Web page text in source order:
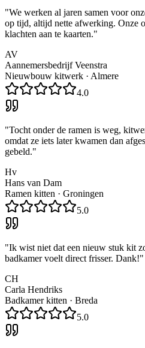
"We werken al jaren samen voor
op tijd, altijd nette afwerking. Onze
klachten aan te kaarten."
AV
Aannemersbedrijf Veenstra
Nieuwbouw kitwerk · Almere
4.0
"Tocht onder de ramen is weg,
omdat ze iets later kwamen dan
gebeld."
Hv
Hans van Dam
Ramen kitten · Groningen
5.0
"Ik wist niet dat een nieuw stuk kit
badkamer voelt direct frisser. Dank!"
CH
Carla Hendriks
Badkamer kitten · Breda
5.0